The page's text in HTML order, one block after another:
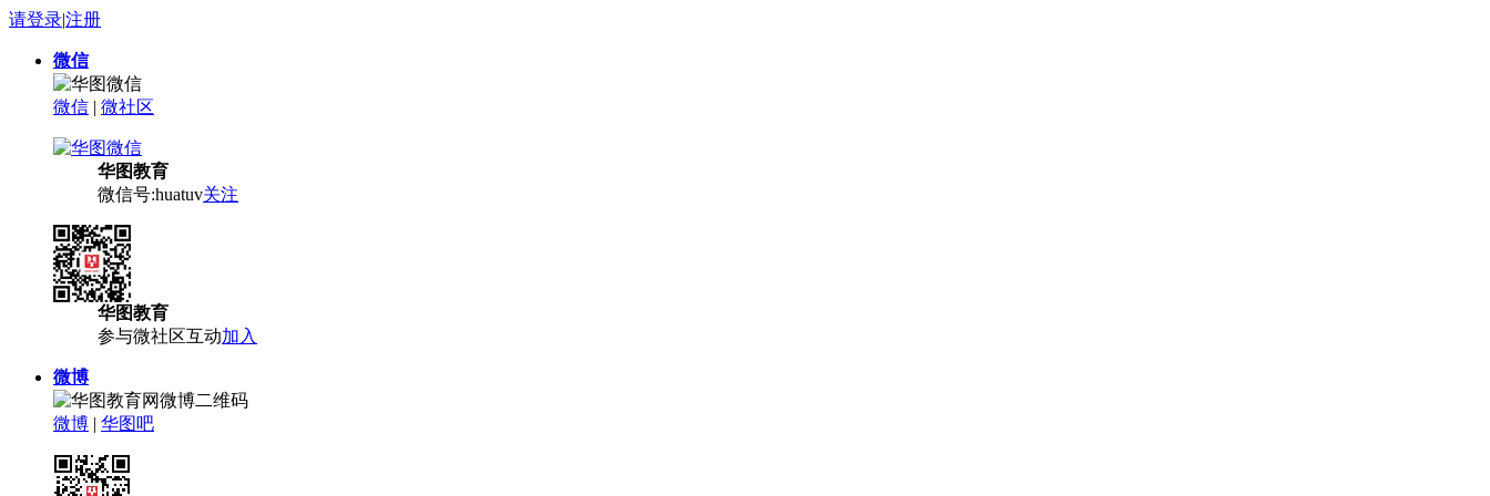
请登录|注册
微信
微信 | 微社区
华图教育
微信号:huatuv关注
华图教育
参与微社区互动加入
微博
微博 | 华图吧